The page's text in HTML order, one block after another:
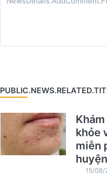
khỏe
miễn
15/08/